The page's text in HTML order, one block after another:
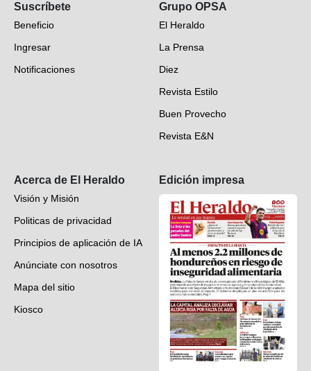
EH Verifica
Fotogalerías
Deportes
Videos
Suscríbete
Beneficio
Ingresar
Notificaciones
Grupo OPSA
El Heraldo
La Prensa
Diez
Revista Estilo
Buen Provecho
Revista E&N
Acerca de El Heraldo
Visión y Misión
Politicas de privacidad
Principios de aplicación de IA
Anúnciate con nosotros
Mapa del sitio
Kiosco
Edición impresa